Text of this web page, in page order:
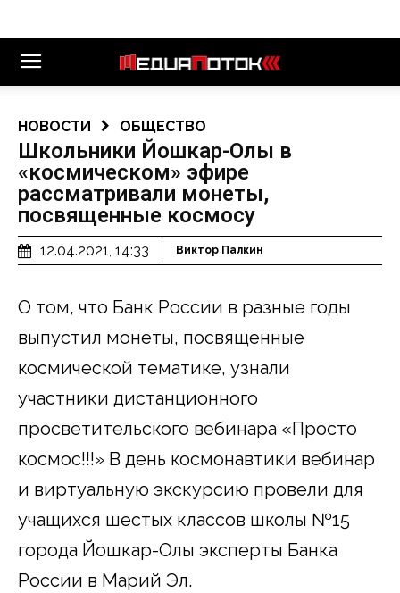
НОВОСТИ ОБЩЕСТВО
Школьники Йошкар-Олы в
«космическом» эфире
рассматривали монеты,
посвященные космосу
12.04.2021, 14:33 Виктор Палкин
О том, что Банк России в разные годы
выпустил монеты, посвященные
космической тематике, узнали
участники дистанционного
просветительского вебинара «Просто
космос!!!» В день космонавтики вебинар
и виртуальную экскурсию провели для
учащихся шестых классов школы №15
города Йошкар-Олы эксперты Банка
России в Марий Эл.